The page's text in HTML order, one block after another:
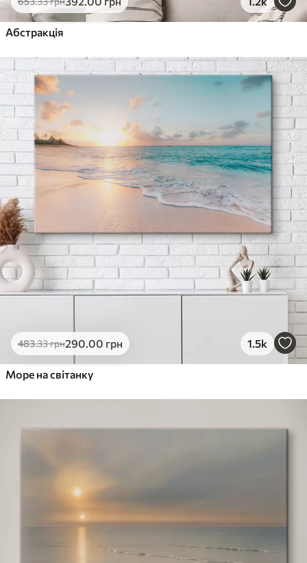
Абстракція
483.33грн290.00 грн 1.5k
Море на світанку